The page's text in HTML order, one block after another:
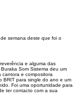
semana deste que foi o
e alguma das
Som Sistema deu um
e compositora
BRIT para single do ano e um
Foi uma oportunidade para
ter contacto com a sua